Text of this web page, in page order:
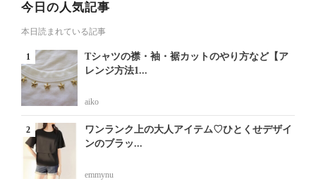
今日の人気記事
本日読まれている記事
Tシャツの襟・袖・裾カットのやり方など【ア
レンジ方法1...
aiko
ワンランク上の大人アイテム♡ひとくせデザイ
ンのブラッ...
emmynu